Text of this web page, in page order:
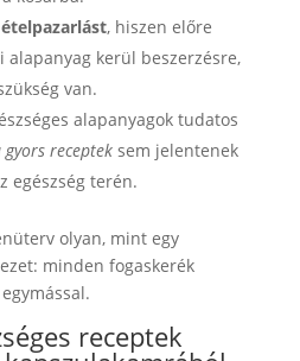
, hiszen előre
alapanyag kerül beszerzésre,
van.
alapanyagok tudatos
gyors recepteksem jelentenek
egészség terén.
olyan, mint egy
minden fogaskerék
receptek